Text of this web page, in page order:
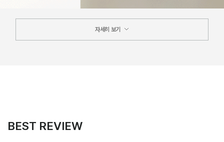
자세히 보기
BEST REVIEW